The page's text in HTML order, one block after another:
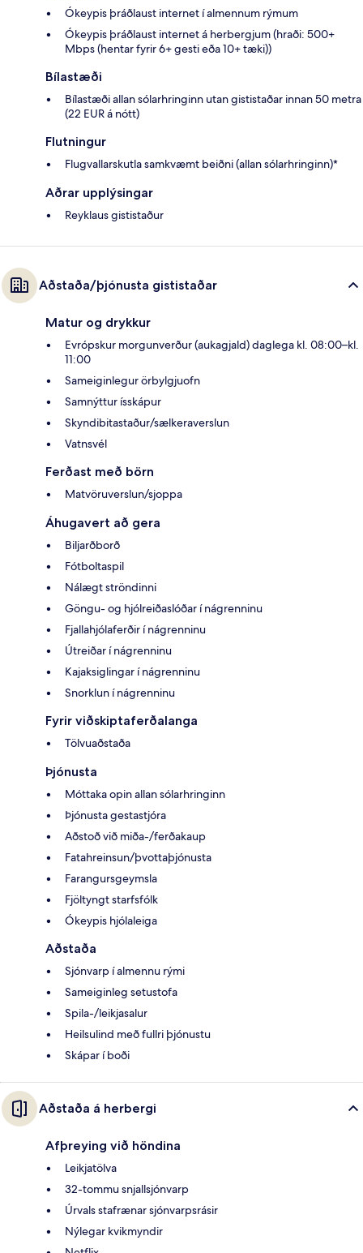
Ókeypis þráðlaust internet í almennum rýmum
Ókeypis þráðlaust internet á herbergjum (hraði: 500+
Mbps (hentar fyrir 6+ gesti eða 10+ tæki))
Bílastæði
Bílastæði allan sólarhringinn utan gististaðar innan 50 metra
(22 EUR á nótt)
Flutningur
Flugvallarskutla samkvæmt beiðni (allan sólarhringinn)*
Aðrar upplýsingar
Reyklaus gististaður
Aðstaða/þjónusta gististaðar
Matur og drykkur
Evrópskur morgunverður (aukagjald) daglega kl. 08:00–kl.
11:00
Sameiginlegur örbylgjuofn
Samnýttur ísskápur
Skyndibitastaður/sælkeraverslun
Vatnsvél
Ferðast með börn
Matvöruverslun/sjoppa
Áhugavert að gera
Biljarðborð
Fótboltaspil
Nálægt ströndinni
Göngu- og hjólreiðaslóðar í nágrenninu
Fjallahjólaferðir í nágrenninu
Útreiðar í nágrenninu
Kajaksiglingar í nágrenninu
Snorklun í nágrenninu
Fyrir viðskiptaferðalanga
Tölvuaðstaða
Þjónusta
Móttaka opin allan sólarhringinn
Þjónusta gestastjóra
Aðstoð við miða-/ferðakaup
Fatahreinsun/þvottaþjónusta
Farangursgeymsla
Fjöltyngt starfsfólk
Ókeypis hjólaleiga
Aðstaða
Sjónvarp í almennu rými
Sameiginleg setustofa
Spila-/leikjasalur
Heilsulind með fullri þjónustu
Skápar í boði
Aðstaða á herbergi
Afþreying við höndina
Leikjatölva
32-tommu snjallsjónvarp
Úrvals stafrænar sjónvarpsrásir
Nýlegar kvikmyndir